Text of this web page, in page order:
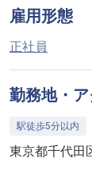
雇用形態
正社員
勤務地・
駅徒歩5分以内
東京都千代田